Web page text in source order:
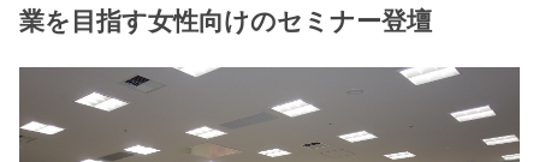
業を目指す女性向けのセミナー登壇